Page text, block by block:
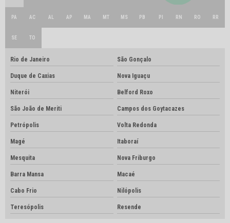
PA AC AL AP MA MT MS PB PI RN RO RR
SE TO
Rio de Janeiro São Gonçalo
Duque de Caxias Nova Iguaçu
Niterói Belford Roxo
São João de Meriti Campos dos Goytacazes
Petrópolis Volta Redonda
Magé Itaboraí
Mesquita Nova Friburgo
Barra Mansa Macaé
Cabo Frio Nilópolis
Teresópolis Resende